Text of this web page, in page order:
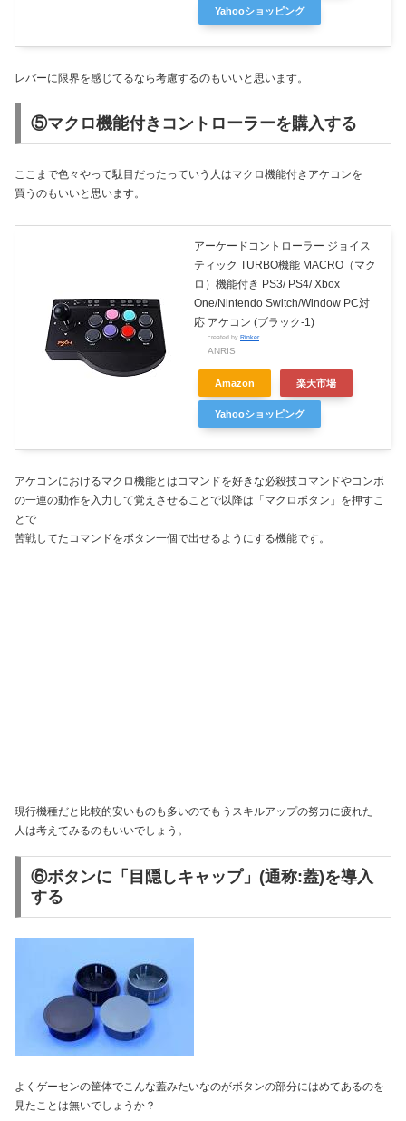
Yahooショッピング
レバーに限界を感じてるなら考慮するのもいいと思います。
⑤マクロ機能付きコントローラーを購入する
ここまで色々やって駄目だったっていう人はマクロ機能付きアケコンを
買うのもいいと思います。
アーケードコントローラー ジョイス
ティック TURBO機能 MACRO（マク
ロ）機能付き PS3/ PS4/ Xbox
One/Nintendo Switch/Window PC対
応 アケコン (ブラック-1)
created by Rinker
ANRIS
Amazon 楽天市場
Yahooショッピング
アケコンにおけるマクロ機能とはコマンドを好きな必殺技コマンドやコンボ
の一連の動作を入力して覚えさせることで以降は「マクロボタン」を押すこ
とで
苦戦してたコマンドをボタン一個で出せるようにする機能です。
現行機種だと比較的安いものも多いのでもうスキルアップの努力に疲れた
人は考えてみるのもいいでしょう。
⑥ボタンに「目隠しキャップ」(通称:蓋)を導入
する
よくゲーセンの筐体でこんな蓋みたいなのがボタンの部分にはめてあるのを
見たことは無いでしょうか？